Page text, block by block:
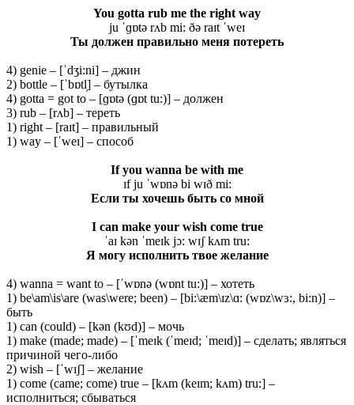
You gotta rub me the right way
ju ˈɡɒtə rʌb mi: ðə raɪt ˈweɪ
Ты должен правильно меня потереть
4) genie – [ˈdʒi:ni] – джин
2) bottle – [ˈbɒtl̩] – бутылка
4) gotta = got to – [ɡɒtə (ɡɒt tu:)] – должен
3) rub – [rʌb] – тереть
1) right – [raɪt] – правильный
1) way – [ˈweɪ] – способ
If you wanna be with me
ɪf ju ˈwɒnə bi wɪð mi:
Если ты хочешь быть со мной
I can make your wish come true
ˈaɪ kən ˈmeɪk jɔ: wɪʃ kʌm tru:
Я могу исполнить твое желание
4) wanna = want to – [ˈwɒnə (wɒnt tu:)] – хотеть
1) be\am\is\are (was\were; been) – [bi:\æm\ɪz\ɑ: (wɒz\wɜ:, bi:n)] –
быть
1) can (could) – [kən (kʊd)] – мочь
1) make (made; made) – [ˈmeɪk (ˈmeɪd; ˈmeɪd)] – сделать; являться
причиной чего-либо
2) wish – [ˈwɪʃ] – желание
1) come (came; come) true – [kʌm (keɪm; kʌm) tru:] –
исполниться; сбываться